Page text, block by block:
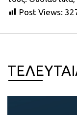
Post Views: